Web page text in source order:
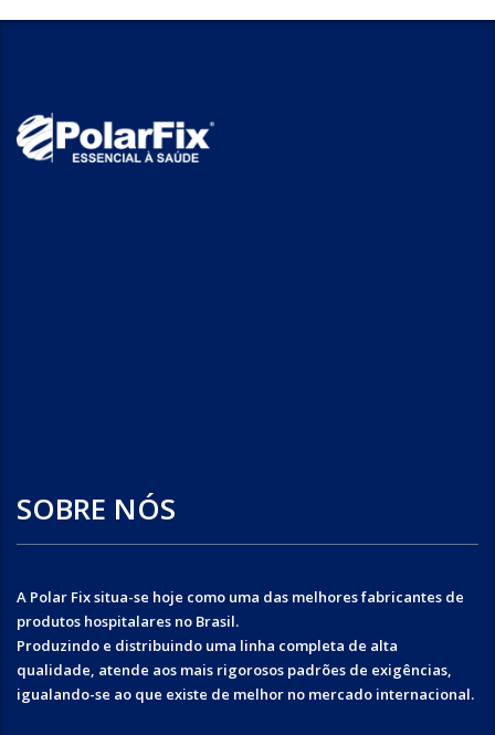
SOBRE NÓS
A Polar Fix situa-se hoje como uma das melhores fabricantes de
produtos hospitalares no Brasil.
Produzindo e distribuindo uma linha completa de alta
qualidade, atende aos mais rigorosos padrões de exigências,
igualando-se ao que existe de melhor no mercado internacional.